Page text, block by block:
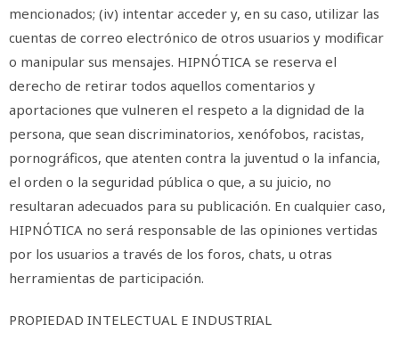
mencionados; (iv) intentar acceder y, en su caso, utilizar las
cuentas de correo electrónico de otros usuarios y modificar
o manipular sus mensajes. HIPNÓTICA se reserva el
derecho de retirar todos aquellos comentarios y
aportaciones que vulneren el respeto a la dignidad de la
persona, que sean discriminatorios, xenófobos, racistas,
pornográficos, que atenten contra la juventud o la infancia,
el orden o la seguridad pública o que, a su juicio, no
resultaran adecuados para su publicación. En cualquier caso,
HIPNÓTICA no será responsable de las opiniones vertidas
por los usuarios a través de los foros, chats, u otras
herramientas de participación.
PROPIEDAD INTELECTUAL E INDUSTRIAL